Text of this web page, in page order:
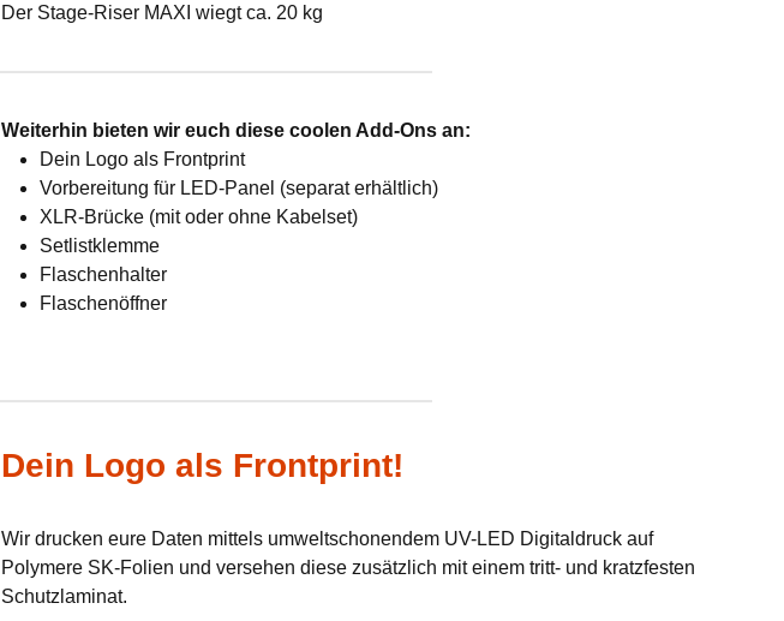
Der Stage-Riser MAXI wiegt ca. 20 kg
Weiterhin bieten wir euch diese coolen Add-Ons an:
Dein Logo als Frontprint
Vorbereitung für LED-Panel (separat erhältlich)
XLR-Brücke (mit oder ohne Kabelset)
Setlistklemme
Flaschenhalter
Flaschenöffner
Dein Logo als Frontprint!
Wir drucken eure Daten mittels umweltschonendem UV-LED Digitaldruck auf
Polymere SK-Folien und versehen diese zusätzlich mit einem tritt- und kratzfesten
Schutzlaminat.